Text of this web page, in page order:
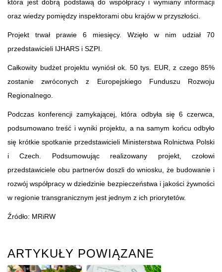
która jest dobrą podstawą do współpracy i wymiany informacji
oraz wiedzy pomiędzy inspektorami obu krajów w przyszłości.
Projekt trwał prawie 6 miesięcy. Wzięło w nim udział 70
przedstawicieli IJHARS i SZPI.
Całkowity budżet projektu wyniósł ok. 50 tys. EUR, z czego 85%
zostanie zwróconych z Europejskiego Funduszu Rozwoju
Regionalnego.
Podczas konferencji zamykającej, która odbyła się 6 czerwca,
podsumowano treść i wyniki projektu, a na samym końcu odbyło
się krótkie spotkanie przedstawicieli Ministerstwa Rolnictwa Polski
i Czech. Podsumowując realizowany projekt, czołowi
przedstawiciele obu partnerów doszli do wniosku, że budowanie i
rozwój współpracy w dziedzinie bezpieczeństwa i jakości żywności
w regionie transgranicznym jest jednym z ich priorytetów.
Źródło: MRiRW
ARTYKUŁY POWIĄZANE